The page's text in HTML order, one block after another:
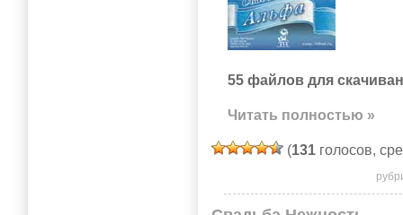
55 файлов для
Читать полностью »
(131 голосов,